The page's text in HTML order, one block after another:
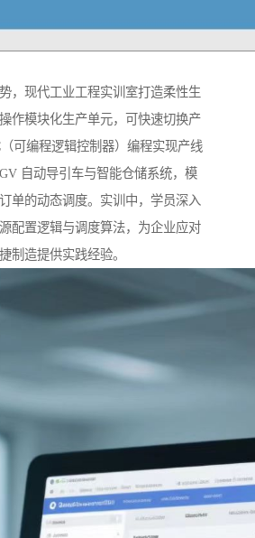
，现代工业工程实训室打造柔性生
作模块化生产单元，可快速切换产
可编程逻辑控制器）编程实现产线
自动导引车与智能仓储系统，模
单的动态调度。实训中，学员深入
配置逻辑与调度算法，为企业应对
制造提供实践经验。